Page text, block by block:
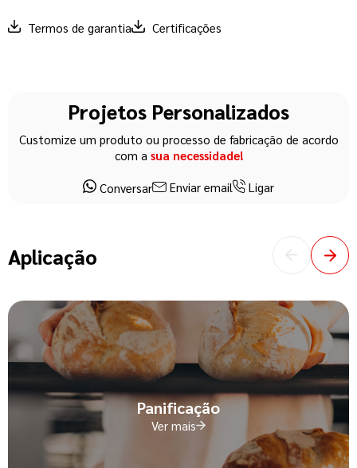
Termos de garantia Certificações
Projetos Personalizados
Customize um produto ou processo de fabricação de acordo
com a sua necessidade!
Conversar Enviar email Ligar
Aplicação
Panificação
Ver mais